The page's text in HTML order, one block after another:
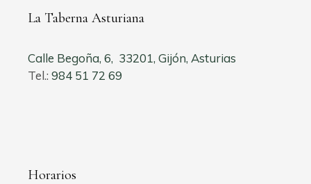
La Taberna Asturiana
Calle Begoña, 6, 33201, Gijón, Asturias
Tel.: 984 51 72 69
Horarios